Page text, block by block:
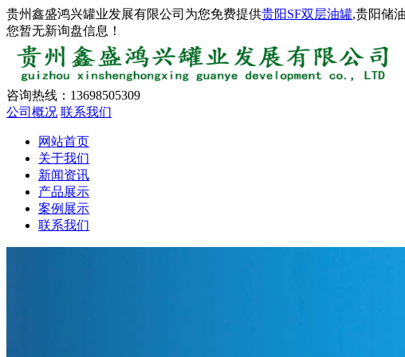
贵州鑫盛鸿兴罐业发展有限公司为您免费提供贵阳SF双层油罐,贵阳储
您暂无新询盘信息！
咨询热线： 13698505309
公司概况 联系我们
网站首页
关于我们
新闻资讯
产品展示
案例展示
联系我们